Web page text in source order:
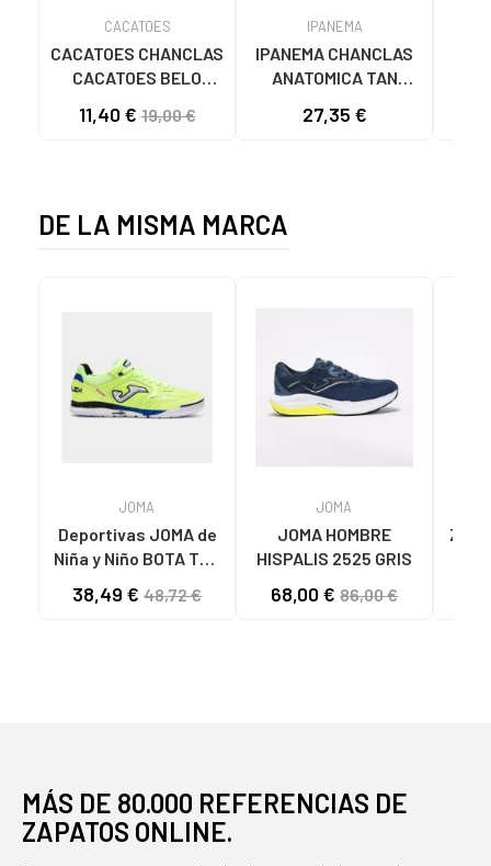
CACATOES
CACATOES CHANCLAS
CACATOES BELO
ALBARICOQUE
11,40 €19,00 €
IPANEMA
IPANEMA CHANCLAS
ANATOMICA TAN
PARA MUJER NEGRO
27,35 €
DE LA MISMA MARCA
JOMA
Deportivas JOMA de
Niña y Niño BOTA TOP
COLORES
38,49 € 48,72 €
JOMA
JOMA HOMBRE
HISPALIS 2525 GRIS
68,00 € 86,00 €
MÁS DE 80.000 REFERENCIAS DE
ZAPATOS ONLINE.